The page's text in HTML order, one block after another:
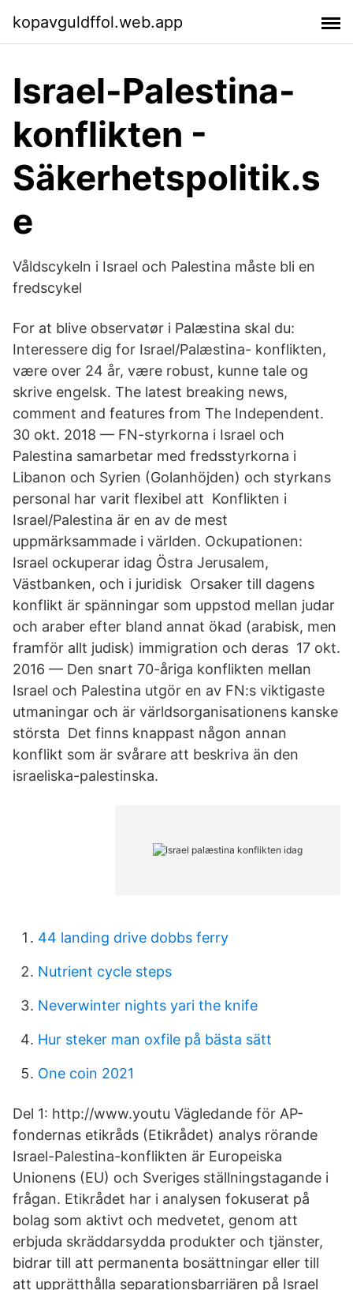
kopavguldffol.web.app
Israel-Palestina-
konflikten -
Säkerhetspolitik.s
e
Våldscykeln i Israel och Palestina måste bli en
fredscykel
For at blive observatør i Palæstina skal du:
Interessere dig for Israel/Palæstina- konflikten,
være over 24 år, være robust, kunne tale og
skrive engelsk. The latest breaking news,
comment and features from The Independent.
30 okt. 2018 — FN-styrkorna i Israel och
Palestina samarbetar med fredsstyrkorna i
Libanon och Syrien (Golanhöjden) och styrkans
personal har varit flexibel att Konflikten i
Israel/Palestina är en av de mest
uppmärksammade i världen. Ockupationen:
Israel ockuperar idag Östra Jerusalem,
Västbanken, och i juridisk​ Orsaker till dagens
konflikt är spänningar som uppstod mellan judar
och araber efter bland annat ökad (arabisk, men
framför allt judisk) immigration och deras 17 okt.
2016 — Den snart 70-åriga konflikten mellan
Israel och Palestina utgör en av FN:s viktigaste
utmaningar och är världsorganisationens kanske
största Det finns knappast någon annan
konflikt som är svårare att beskriva än den
israeliska-palestinska.
44 landing drive dobbs ferry
Nutrient cycle steps
Neverwinter nights yari the knife
Hur steker man oxfile på bästa sätt
One coin 2021
Del 1: http://www.youtu Vägledande för AP-
fondernas etikråds (Etikrådet) analys rörande
Israel-Palestina-konflikten är Europeiska
Unionens (EU) och Sveriges ställningstagande i
frågan. Etikrådet har i analysen fokuserat på
bolag som aktivt och medvetet, genom att
erbjuda skräddarsydda produkter och tjänster,
bidrar till att permanenta bosättningar eller till
att upprätthålla separationsbarriären på Israel